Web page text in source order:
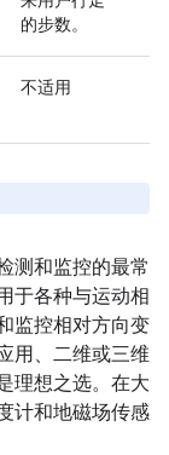
的步数。
不适用
测和监控的最常
于各种与运动相
监控相对方向变
用、二维或三维
理想之选。在大
计和地磁场传感